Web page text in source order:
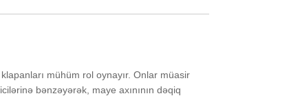
mühüm rol oynayır. Onlar müasir
bənzəyərək, maye axınının dəqiq